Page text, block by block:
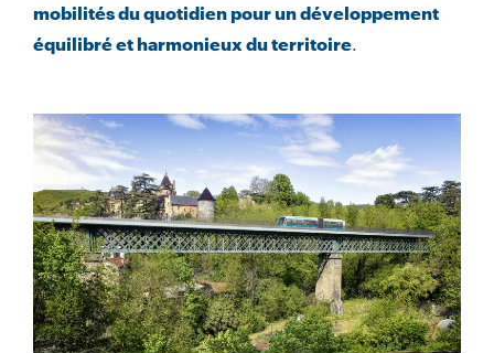
mobilités du quotidien pour un développement
équilibré et harmonieux du territoire